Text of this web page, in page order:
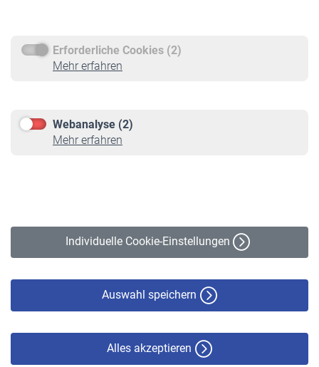
Erforderliche Cookies (2)
Mehr erfahren
Webanalyse (2)
Mehr erfahren
Individuelle Cookie-Einstellungen
Auswahl speichern
Alles akzeptieren
Service
Informationen
Online-Rechner
VBLnewsletter
Erklärung zur Barrierefreiheit
© VBL 2026